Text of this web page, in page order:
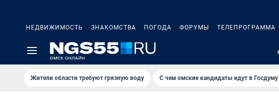
НЕДВИЖИМОСТЬ ЗНАКОМСТВА ПОГОДА ФОРУМЫ ТЕЛЕПРОГРАММА
Жители области требуют грязную воду С чем омские кандидаты идут в Госдуму